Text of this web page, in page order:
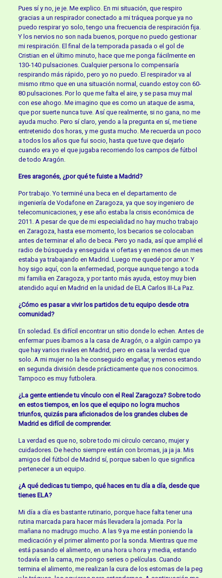
Pues sí y no, je je. Me explico. En mi situación, que respiro
gracias a un respirador conectado a mi tráquea porque ya no
puedo respirar yo solo, tengo una frecuencia de respiración fija.
Y los nervios no son nada buenos, porque no puedo gestionar
mi respiración. El final de la temporada pasada o el gol de
Cristian en el último minuto, hace que me ponga fácilmente en
130-140 pulsaciones. Cualquier persona lo compensaría
respirando más rápido, pero yo no puedo. El respirador va al
mismo ritmo que en una situación normal, cuando estoy con 60-
80 pulsaciones. Por lo que me falta el aire, y se pasa muy mal
con ese ahogo. Me imagino que es como un ataque de asma,
que por suerte nunca tuve. Así que realmente, si no gana, no me
ayuda mucho. Pero sí claro, yendo a la pregunta en sí, me tiene
entretenido dos horas, y me gusta mucho. Me recuerda un poco
a todos los años que fui socio, hasta que tuve que dejarlo
cuando era yo el que jugaba recorriendo los campos de fútbol
de todo Aragón.
Eres aragonés, ¿por qué te fuiste a Madrid?
Por trabajo. Yo terminé una beca en el departamento de
ingeniería de Vodafone en Zaragoza, ya que soy ingeniero de
telecomunicaciones, y ese año estaba la crisis económica de
2011. A pesar de que de mi especialidad no hay mucho trabajo
en Zaragoza, hasta ese momento, los becarios se colocaban
antes de terminar el año de beca. Pero yo nada, así que amplié el
radio de búsqueda y enseguida vi ofertas y en menos de un mes
estaba ya trabajando en Madrid. Luego me quedé por amor. Y
hoy sigo aquí, con la enfermedad, porque aunque tengo a toda
mi familia en Zaragoza, y por tanto más ayuda, estoy muy bien
atendido aquí en Madrid en la unidad de ELA Carlos III-La Paz.
¿Cómo es pasar a vivir los partidos de tu equipo desde otra
comunidad?
En soledad. Es difícil encontrar un sitio donde lo echen. Antes de
enfermar pues íbamos a la casa de Aragón, o a algún campo ya
que hay varios rivales en Madrid, pero en casa la verdad que
solo. A mi mujer no la he conseguido engañar, y menos estando
en segunda división desde prácticamente que nos conocimos.
Tampoco es muy futbolera.
¿La gente entiende tu vínculo con el Real Zaragoza? Sobre todo
en estos tiempos, en los que el equipo no logra muchos
triunfos, quizás para aficionados de los grandes clubes de
Madrid es difícil de comprender.
La verdad es que no, sobre todo mi círculo cercano, mujer y
cuidadores. De hecho siempre están con bromas, ja ja ja. Mis
amigos del fútbol de Madrid sí, porque saben lo que significa
pertenecer a un equipo.
¿A qué dedicas tu tiempo, qué haces en tu día a día, desde que
tienes ELA?
Mi día a día es bastante rutinario, porque hace falta tener una
rutina marcada para hacer más llevadera la jornada. Por la
mañana no madrugo mucho. A las 9 ya me están poniendo la
medicación y el primer alimento por la sonda. Mientras que me
está pasando el alimento, en una hora u hora y media, estando
todavía en la cama, me pongo series o películas. Cuando
termina el alimento, me realizan la cura de los estomas de la peg